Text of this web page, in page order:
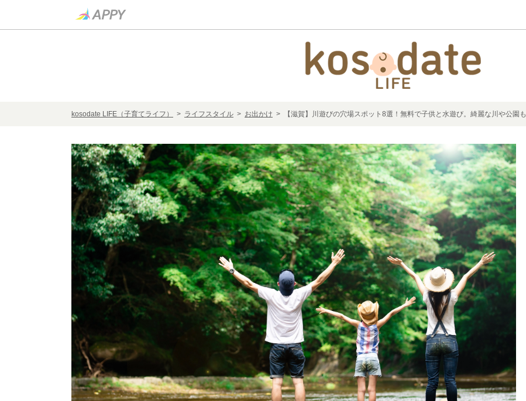
kosodate LIFE（子育てライフ） > ライフスタイル > お出かけ > 【滋賀】川遊びの穴場スポット8選！無料で子供と水遊び。綺麗な川や公園も